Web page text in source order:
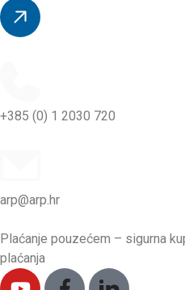
+385 (0) 1 2030 720
arp@arp.hr
Plaćanje pouzećem – sigurna
plaćanja